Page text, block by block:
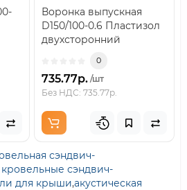
Воронка выпускная
D150/100-0.6 Пластизол
двухсторонний
0
735.77р. /шт
Без НДС: 735.77р.
сэндвич-
кровельные сэндвич-
для крыши,акустическая